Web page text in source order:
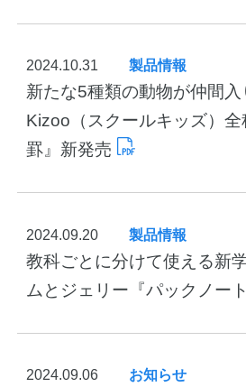
アンケート
公式オンラインショップ
企業情報
カタログ お知
お問い合わせ
新たな5種類の動物が仲間入
Kizoo（スクールキッズ）
罫』新発売
2024.10.31 製品情報
教科ごとに分けて使える新
ムとジェリー『パックノー
2024.09.20 製品情報
2024.09.06 お知らせ